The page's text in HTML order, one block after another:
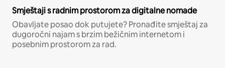
Smještaji s radnim prostorom za digitalne nomade
Obavljate posao dok putujete? Pronađite smještaj za
dugoročni najam s brzim bežičnim internetom i
posebnim prostorom za rad.